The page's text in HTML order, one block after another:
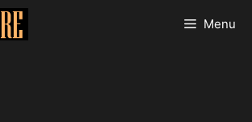
Menu